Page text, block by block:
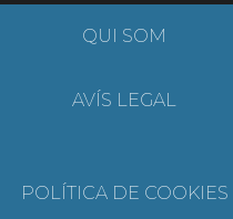
QUI SOM
AVÍS LEGAL
POLÍTICA DE COOKIES